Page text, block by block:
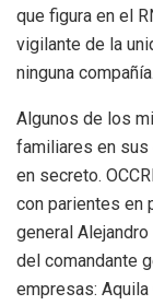
que figura en el
vigilante de la
ninguna compañía.
Algunos de los
familiares en sus
en secreto.
con parientes en
general
del comandante
empresas: Aquila